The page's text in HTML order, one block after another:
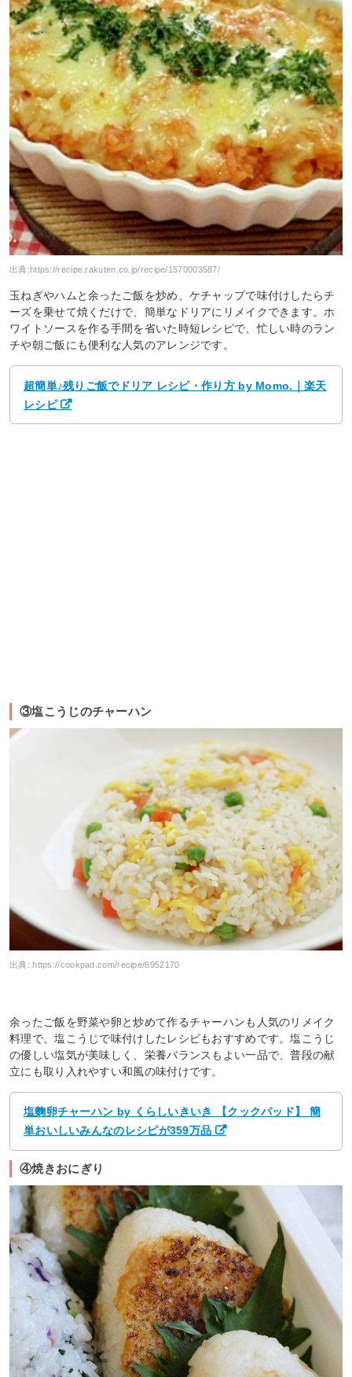
出典:https://recipe.rakuten.co.jp/recipe/1570003587/
玉ねぎやハムと余ったご飯を炒め、ケチャップで味付けしたらチ
ーズを乗せて焼くだけで、簡単なドリアにリメイクできます。ホ
ワイトソースを作る手間を省いた時短レシピで、忙しい時のラン
チや朝ご飯にも便利な人気のアレンジです。
超簡単♪残りご飯でドリア レシピ・作り方 by Momo.｜楽天
レシピ
③塩こうじのチャーハン
出典:https://cookpad.com/recipe/6952170
余ったご飯を野菜や卵と炒めて作るチャーハンも人気のリメイク
料理で、塩こうじで味付けしたレシピもおすすめです。塩こうじ
の優しい塩気が美味しく、栄養バランスもよい一品で、普段の献
立にも取り入れやすい和風の味付けです。
塩麴卵チャーハン by くらしいきいき 【クックパッド】 簡
単おいしいみんなのレシピが359万品
④焼きおにぎり